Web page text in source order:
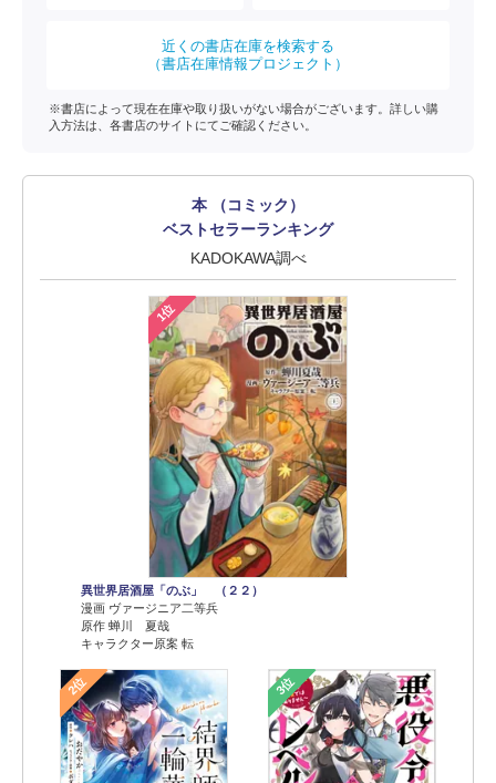
近くの書店在庫を検索する
（書店在庫情報プロジェクト）
※書店によって現在在庫や取り扱いがない場合がございます。詳しい購
入方法は、各書店のサイトにてご確認ください。
本 （コミック）
ベストセラーランキング
KADOKAWA調べ
1位
異世界居酒屋「のぶ」 （２２）
漫画 ヴァージニア二等兵
原作 蝉川 夏哉
キャラクター原案 転
2位 3位